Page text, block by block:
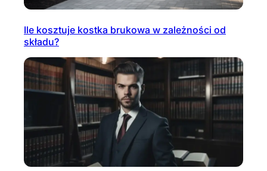
Ile kosztuje kostka brukowa w zależności od
składu?